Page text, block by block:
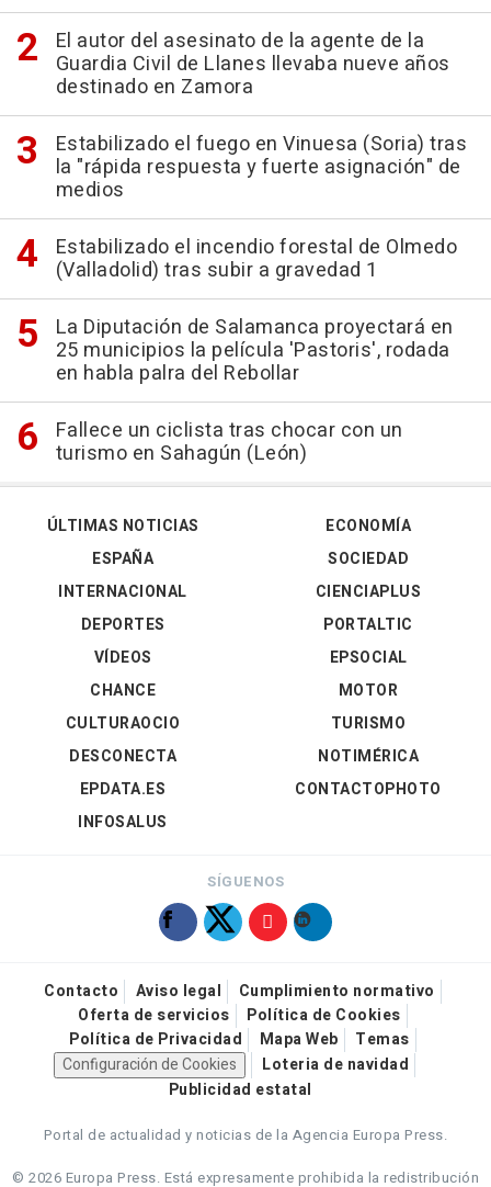
El autor del asesinato de la agente de la
Guardia Civil de Llanes llevaba nueve años
destinado en Zamora
Estabilizado el fuego en Vinuesa (Soria) tras
la "rápida respuesta y fuerte asignación" de
medios
Estabilizado el incendio forestal de Olmedo
(Valladolid) tras subir a gravedad 1
La Diputación de Salamanca proyectará en
25 municipios la película 'Pastoris', rodada
en habla palra del Rebollar
Fallece un ciclista tras chocar con un
turismo en Sahagún (León)
ÚLTIMAS NOTICIAS
ESPAÑA
INTERNACIONAL
DEPORTES
VÍDEOS
ECONOMÍA
SOCIEDAD
CIENCIAPLUS
PORTALTIC
EPSOCIAL
CHANCE
CULTURAOCIO
DESCONECTA
EPDATA.ES
INFOSALUS
MOTOR
TURISMO
NOTIMÉRICA
CONTACTOPHOTO
SÍGUENOS
Contacto Aviso legal
Cumplimiento normativo
Oferta de servicios
Política de Cookies
Política de Privacidad
Mapa Web
Temas
Configuración de Cookies
Loteria de navidad
Publicidad estatal
Portal de actualidad y noticias de la Agencia Europa Press.
© 2026 Europa Press. Está expresamente prohibida la redistribución